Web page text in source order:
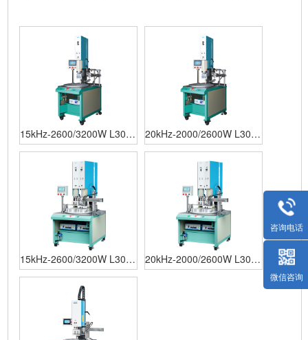
15kHz-2600/3200W L3000
Standard 灵科超声波智能
自动转盘机
20kHz-2000/2600W L3000
Standard 灵科超声波智能
自动转盘机
15kHz-2600/3200W L3000
Standard 灵科超声波智能
自动转盘多头机
20kHz-2000/2600W L3000
Standard 灵科超声波智能
咨询电话
微信咨询